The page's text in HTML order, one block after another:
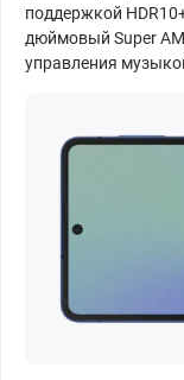
поддержкой
дюймовый Super
управления